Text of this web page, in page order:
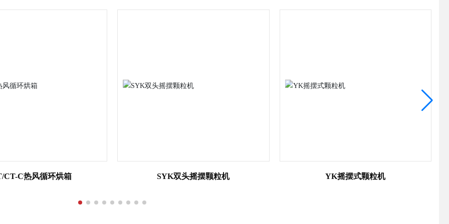
双桨槽型混合机 CH单桨槽型混合机 GHJ-V高效混合机